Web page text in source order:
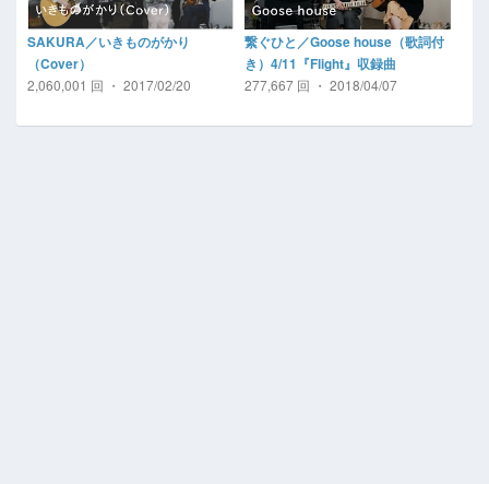
SAKURA／いきものがかり
（Cover）
2,060,001 回 ・ 2017/02/20
繋ぐひと／Goose house（歌詞付
き）4/11『Flight』収録曲
277,667 回 ・ 2018/04/07